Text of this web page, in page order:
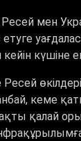
мен
күшіне
кеме
қалай